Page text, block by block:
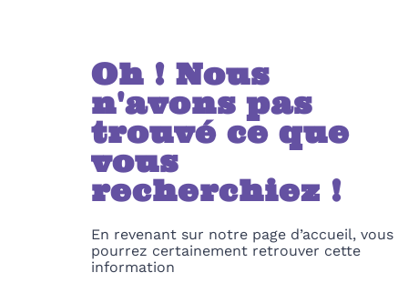
Oh ! Nous
n'avons pas
trouvé ce que
vous
recherchiez !
En revenant sur notre page d’accueil, vous
pourrez certainement retrouver cette
information